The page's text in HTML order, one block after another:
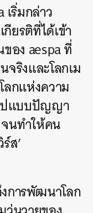
ริ่มกล่าว
ยรติที่ได้เข้า
อง aespa ที่
ริงและโลกเม
ลกแห่งความ
ปแบบปัญญา
จนทำให้คน
ส’
การพัฒนาโลก